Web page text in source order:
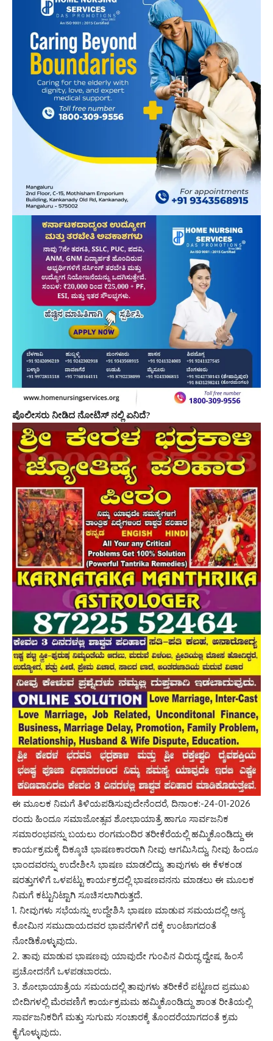
ಪೊಲೀಸರು ನೀಡಿದ ನೋಟಿಸ್ ನಲ್ಲಿ ಏನಿದೆ?
ಈ ಮೂಲಕ ನಿಮಗೆ ತಿಳಿಯಪಡಿಸುವುದೇನೆಂದರೆ, ದಿನಾಂಕ:-24-01-2026
ರಂದು ಹಿಂದೂ ಸಮಾಜೋತ್ಸವ ಶೋಭಾಯಾತ್ರೆ ಹಾಗೂ ಸಾರ್ವಜನಿಕ
ಸಮಾರಂಭವನ್ನು ಬಯಲು ರಂಗಮಂದಿರ ತರೀಕೆರೆಯಲ್ಲಿ ಹಮ್ಮಿಕೊಂಡಿದ್ದು ಈ
ಕಾರ್ಯಕ್ರಮಕ್ಕೆ ದಿಕ್ಕೂಚಿ ಭಾಷಣಕಾರರಾಗಿ ನೀವು ಆಗಮಿಸಿದ್ದು, ನೀವು ಹಿಂದೂ
ಭಾಂದವರನ್ನು ಉದೇಶೀಸಿ ಭಾಷಣ ಮಾಡಲಿದ್ದು, ತಾವುಗಳು ಈ ಕೆಳಕಂಡ
ಷರತ್ತುಗಳಿಗೆ ಒಳಪಟ್ಟು ಕಾರ್ಯಕ್ರದಲ್ಲಿ ಭಾಷಣವನನು ಮಾಡಲು ಈ ಮೂಲಕ
ನಿಮಗೆ ಕಟ್ಟುನಿಟ್ಟಾಗಿ ಸೂಚಿಸಲಾಗಿರುತ್ತದೆ.
1. ನೀವುಗಳು ಸಭೆಯನ್ನು ಉದ್ದೇಶಿಸಿ ಭಾಷಣ ಮಾಡುವ ಸಮಯದಲ್ಲಿ ಅನ್ಯ
ಕೋಮಿನ ಸಮುದಾಯದವರ ಭಾವನೆಗಳಿಗೆ ದಕ್ಕೆ ಉಂಟಾಗದಂತೆ
ನೋಡಿಕೊಳ್ಳುವುದು.
2. ತಾವು ಮಾಡುವ ಭಾಷಣವು ಯಾವುದೇ ಗುಂಪಿನ ವಿರುದ್ಧ ದ್ವೇಷ, ಹಿಂಸೆ
ಪ್ರಚೋದನೆಗೆ ಒಳಪಡಬಾರದು.
3. ಶೋಭಾಯಾತ್ರೆಯ ಸಮಯದಲ್ಲಿ ತಾವುಗಳು ತರೀಕೆರೆ ಪಟ್ಟಣದ ಪ್ರಮುಖ
ಬೀದಿಗಳಲ್ಲಿ ಮೆರವಣಿಗೆ ಕಾರ್ಯಕ್ರಮಮ ಹಮ್ಮಿಕೊಂಡಿದ್ದು ಶಾಂತ ರೀತಿಯಲ್ಲಿ
ಸಾರ್ವಜನಿಕರಿಗೆ ಮತ್ತು ಸುಗುಮ ಸಂಚಾರಕ್ಕೆ ತೊಂದರೆಯಾಗದಂತೆ ಕ್ರಮ
ಕೈಗೊಳ್ಳುವುದು.